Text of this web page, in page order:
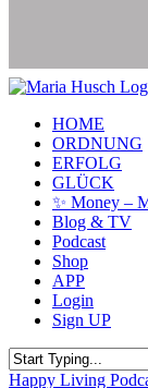
Skip
main
content
Menu
HOME
ORDNUNG
ERFOLG
GLÜCK
✨ Money –
Blog & TV
Podcast
Shop
APP
Login
Sign UP
Close
Happy Living